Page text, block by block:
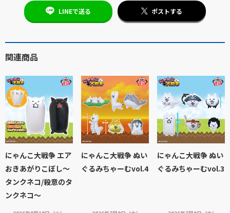
LINEで送る ポストする
関連商品
にゃんこ大戦争 エア
おきあがりこぼし～
タンクネコ/殺意のタ
ンクネコ～
にゃんこ大戦争 ぬい
ぐるみちゃーむvol.4
にゃんこ大戦争 ぬい
ぐるみちゃーむvol.3